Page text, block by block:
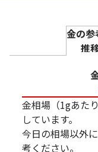
金の参
推
金相場（1gあた
しています。
今日の相場以外
考ください。